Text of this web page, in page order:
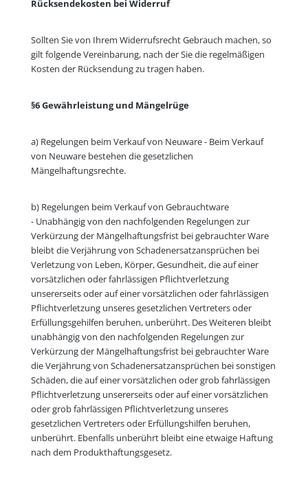
Rücksendekosten bei Widerruf
Sollten Sie von Ihrem Widerrufsrecht Gebrauch machen, so
gilt folgende Vereinbarung, nach der Sie die regelmäßigen
Kosten der Rücksendung zu tragen haben.
§6 Gewährleistung und Mängelrüge
a) Regelungen beim Verkauf von Neuware - Beim Verkauf
von Neuware bestehen die gesetzlichen
Mängelhaftungsrechte.
b) Regelungen beim Verkauf von Gebrauchtware
- Unabhängig von den nachfolgenden Regelungen zur
Verkürzung der Mängelhaftungsfrist bei gebrauchter Ware
bleibt die Verjährung von Schadenersatzansprüchen bei
Verletzung von Leben, Körper, Gesundheit, die auf einer
vorsätzlichen oder fahrlässigen Pflichtverletzung
unsererseits oder auf einer vorsätzlichen oder fahrlässigen
Pflichtverletzung unseres gesetzlichen Vertreters oder
Erfüllungsgehilfen beruhen, unberührt. Des Weiteren bleibt
unabhängig von den nachfolgenden Regelungen zur
Verkürzung der Mängelhaftungsfrist bei gebrauchter Ware
die Verjährung von Schadenersatzansprüchen bei sonstigen
Schäden, die auf einer vorsätzlichen oder grob fahrlässigen
Pflichtverletzung unsererseits oder auf einer vorsätzlichen
oder grob fahrlässigen Pflichtverletzung unseres
gesetzlichen Vertreters oder Erfüllungshilfen beruhen,
unberührt. Ebenfalls unberührt bleibt eine etwaige Haftung
nach dem Produkthaftungsgesetz.